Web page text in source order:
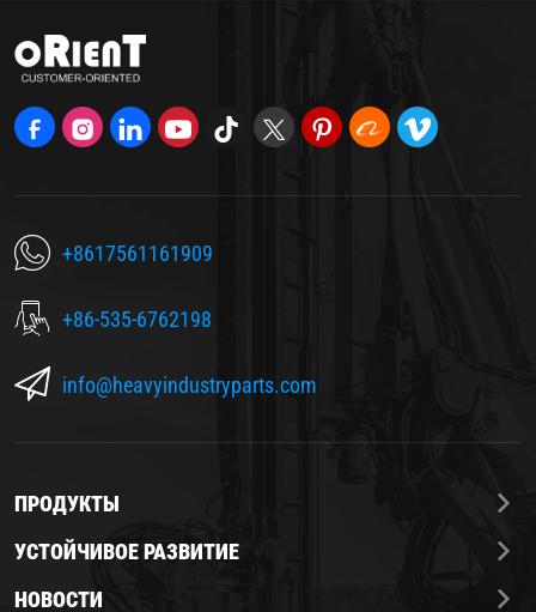
+8617561161909
+86-535-6762198
info@heavyindustryparts.com
ПРОДУКТЫ
УСТОЙЧИВОЕ РАЗВИТИЕ
НОВОСТИ